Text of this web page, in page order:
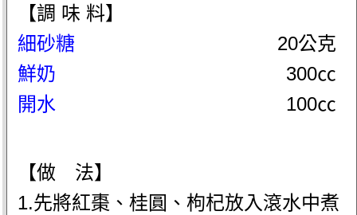
【調 味 料】
細砂糖
20公克
鮮奶
300㏄
開水
100㏄
【做 法】
1.先將紅棗、桂圓、枸杞放入滾水中煮